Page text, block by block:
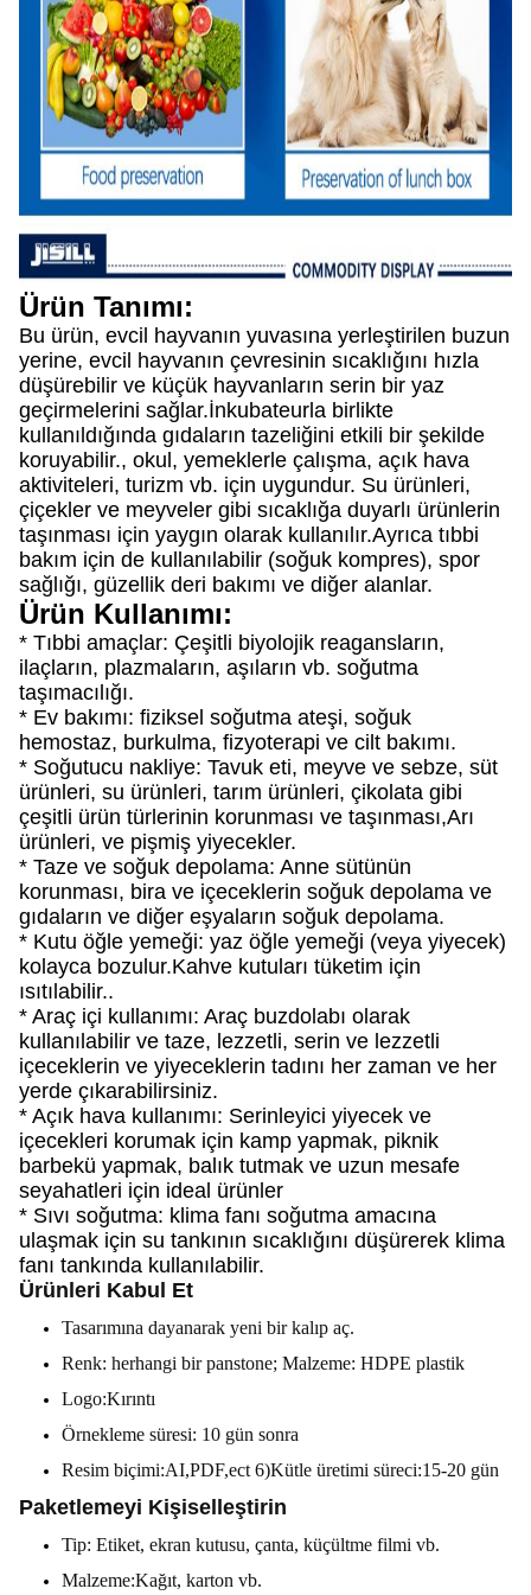
Ürün Tanımı:
Bu ürün, evcil hayvanın yuvasına yerleştirilen buzun
yerine, evcil hayvanın çevresinin sıcaklığını hızla
düşürebilir ve küçük hayvanların serin bir yaz
geçirmelerini sağlar.İnkubateurla birlikte
kullanıldığında gıdaların tazeliğini etkili bir şekilde
koruyabilir., okul, yemeklerle çalışma, açık hava
aktiviteleri, turizm vb. için uygundur. Su ürünleri,
çiçekler ve meyveler gibi sıcaklığa duyarlı ürünlerin
taşınması için yaygın olarak kullanılır.Ayrıca tıbbi
bakım için de kullanılabilir (soğuk kompres), spor
sağlığı, güzellik deri bakımı ve diğer alanlar.
Ürün Kullanımı:
* Tıbbi amaçlar: Çeşitli biyolojik reagansların,
ilaçların, plazmaların, aşıların vb. soğutma
taşımacılığı.
* Ev bakımı: fiziksel soğutma ateşi, soğuk
hemostaz, burkulma, fizyoterapi ve cilt bakımı.
* Soğutucu nakliye: Tavuk eti, meyve ve sebze, süt
ürünleri, su ürünleri, tarım ürünleri, çikolata gibi
çeşitli ürün türlerinin korunması ve taşınması,Arı
ürünleri, ve pişmiş yiyecekler.
* Taze ve soğuk depolama: Anne sütünün
korunması, bira ve içeceklerin soğuk depolama ve
gıdaların ve diğer eşyaların soğuk depolama.
* Kutu öğle yemeği: yaz öğle yemeği (veya yiyecek)
kolayca bozulur.Kahve kutuları tüketim için
ısıtılabilir..
* Araç içi kullanımı: Araç buzdolabı olarak
kullanılabilir ve taze, lezzetli, serin ve lezzetli
içeceklerin ve yiyeceklerin tadını her zaman ve her
yerde çıkarabilirsiniz.
* Açık hava kullanımı: Serinleyici yiyecek ve
içecekleri korumak için kamp yapmak, piknik
barbekü yapmak, balık tutmak ve uzun mesafe
seyahatleri için ideal ürünler
* Sıvı soğutma: klima fanı soğutma amacına
ulaşmak için su tankının sıcaklığını düşürerek klima
fanı tankında kullanılabilir.
Ürünleri Kabul Et
Tasarımına dayanarak yeni bir kalıp aç.
Renk: herhangi bir panstone; Malzeme: HDPE plastik
Logo:Kırıntı
Örnekleme süresi: 10 gün sonra
Resim biçimi:AI,PDF,ect 6)Kütle üretimi süreci:15-20 gün
Paketlemeyi Kişiselleştirin
Tip: Etiket, ekran kutusu, çanta, küçültme filmi vb.
Malzeme:Kağıt, karton vb.